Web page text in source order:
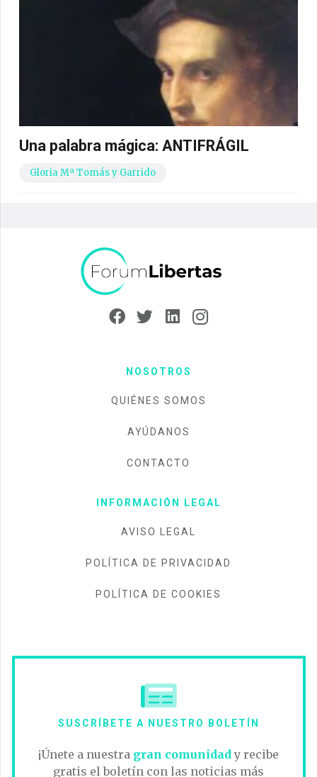
Una palabra mágica: ANTIFRÁGIL
Gloria Mª Tomás y Garrido
NOSOTROS
QUIÉNES SOMOS
AYÚDANOS
CONTACTO
INFORMACIÓN LEGAL
AVISO LEGAL
POLÍTICA DE PRIVACIDAD
POLÍTICA DE COOKIES
SUSCRÍBETE A NUESTRO BOLETÍN
¡Únete a nuestra gran comunidady recibe
gratis el boletín con las noticias más